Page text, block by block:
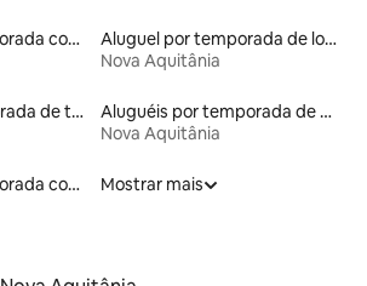
Aluguéis por temporada com banheiro para PCD
Aluguel por temporada de lofts
Nova Aquitânia
Aluguel por temporada de tendas tipi
Aluguéis por temporada de acomodações de luxo
Nova Aquitânia
Aluguéis por temporada com acesso à praia
Mostrar mais